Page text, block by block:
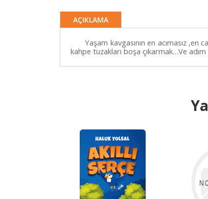
AÇIKLAMA
Yaşam kavgasının en acımasız
kahpe tuzakları boşa çıkarmak…Ve